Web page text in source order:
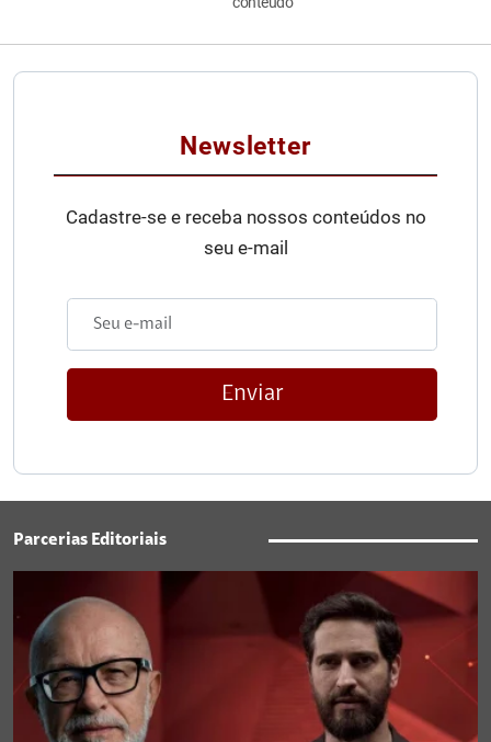
Newsletter
Cadastre-se e receba nossos conteúdos no
seu e-mail
Enviar
Parcerias Editoriais